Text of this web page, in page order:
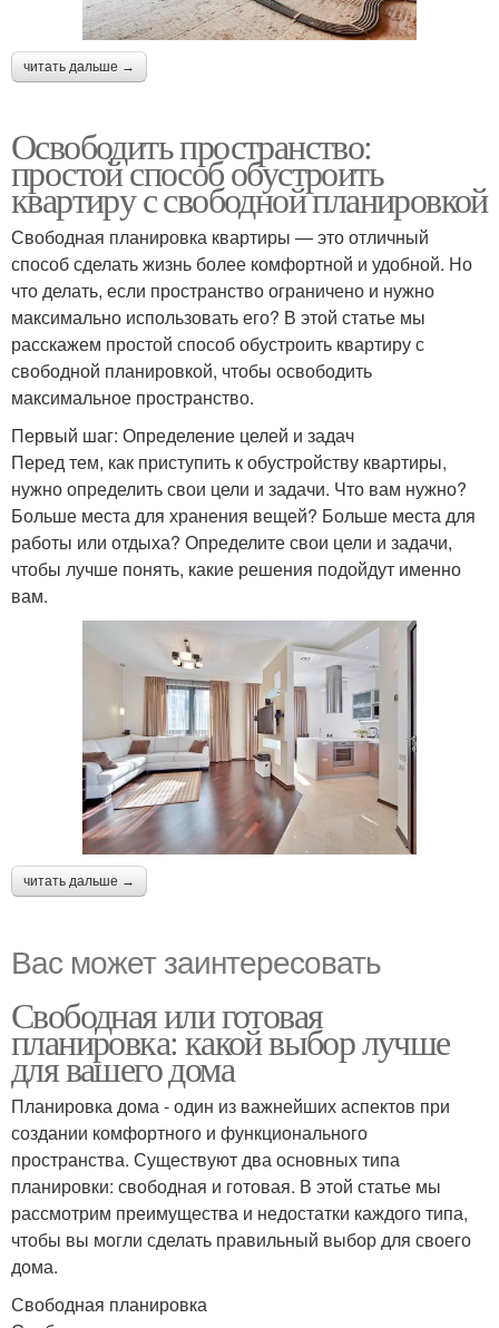
читать дальше →
Освободить пространство:
простой способ обустроить
квартиру с свободной планировкой
Свободная планировка квартиры — это отличный
способ сделать жизнь более комфортной и удобной. Но
что делать, если пространство ограничено и нужно
максимально использовать его? В этой статье мы
расскажем простой способ обустроить квартиру с
свободной планировкой, чтобы освободить
максимальное пространство.
Первый шаг: Определение целей и задач
Перед тем, как приступить к обустройству квартиры,
нужно определить свои цели и задачи. Что вам нужно?
Больше места для хранения вещей? Больше места для
работы или отдыха? Определите свои цели и задачи,
чтобы лучше понять, какие решения подойдут именно
вам.
читать дальше →
Вас может заинтересовать
Свободная или готовая
планировка: какой выбор лучше
для вашего дома
Планировка дома - один из важнейших аспектов при
создании комфортного и функционального
пространства. Существуют два основных типа
планировки: свободная и готовая. В этой статье мы
рассмотрим преимущества и недостатки каждого типа,
чтобы вы могли сделать правильный выбор для своего
дома.
Свободная планировка